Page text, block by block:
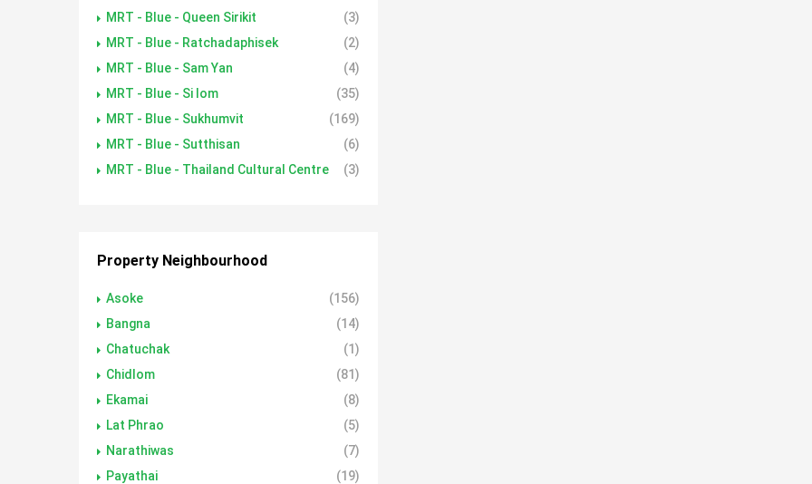
MRT - Blue - Queen Sirikit
(3)
MRT - Blue - Ratchadaphisek
(2)
MRT - Blue - Sam Yan
(4)
MRT - Blue - Si lom
(35)
MRT - Blue - Sukhumvit
(169)
MRT - Blue - Sutthisan
(6)
MRT - Blue - Thailand Cultural Centre
(3)
Property Neighbourhood
Asoke
(156)
Bangna
(14)
Chatuchak
(1)
Chidlom
(81)
Ekamai
(8)
Lat Phrao
(5)
Narathiwas
(7)
Payathai
(19)